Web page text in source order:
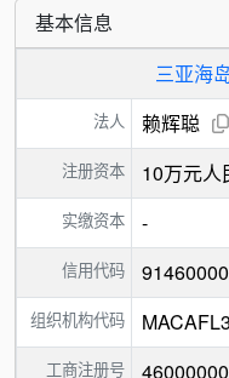
基本信息
三亚海
法人 赖辉聪
注册资本 10万元人
实缴资本 -
信用代码
组织机构代码
工商注册号